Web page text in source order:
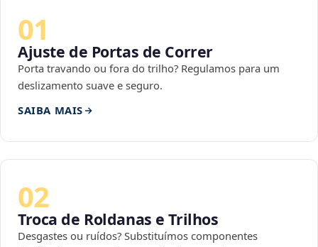
01
Ajuste de Portas de Correr
Porta travando ou fora do trilho? Regulamos para um
deslizamento suave e seguro.
SAIBA MAIS
02
Troca de Roldanas e Trilhos
Desgastes ou ruídos? Substituímos componentes